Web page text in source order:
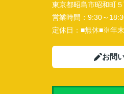
東京都昭島市昭和町
営業時間： 9:30～
定休日： ■無休■※年
お問